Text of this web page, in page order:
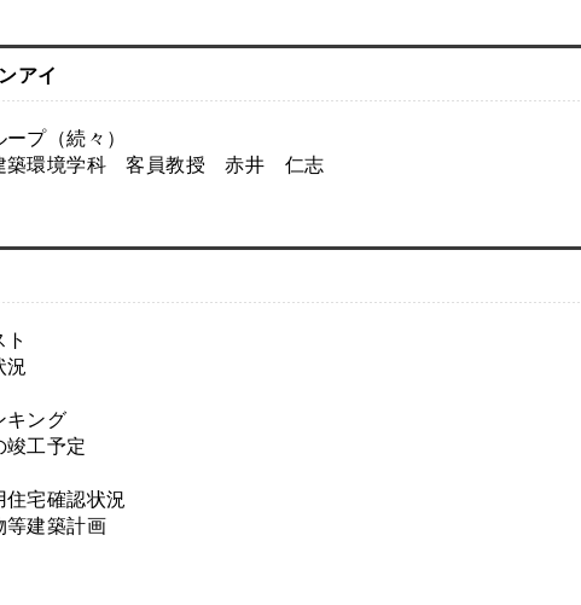
アイ
プ（続々）
築環境学科 客員教授 赤井 仁志
況
キング
工予定
宅確認状況
建築計画